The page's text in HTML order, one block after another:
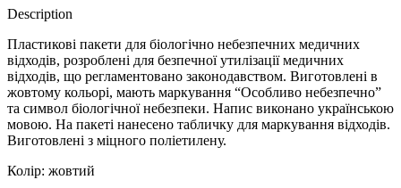
Description
Пластикові пакети для біологічно небезпечних медичних
відходів, розроблені для безпечної утилізації медичних
відходів, що регламентовано законодавством. Виготовлені в
жовтому кольорі, мають маркування “Особливо небезпечно”
та символ біологічної небезпеки. Напис виконано українською
мовою. На пакеті нанесено табличку для маркування відходів.
Виготовлені з міцного поліетилену.
Колір: жовтий